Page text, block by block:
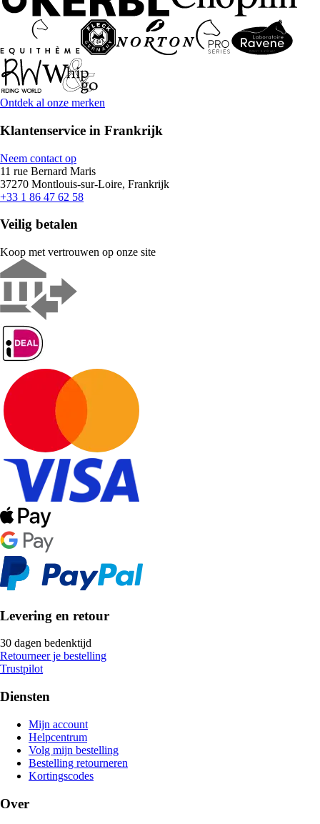
Ontdek al onze merken
Klantenservice in Frankrijk
Neem contact op
11 rue Bernard Maris
37270 Montlouis-sur-Loire, Frankrijk
+33 1 86 47 62 58
Veilig betalen
Koop met vertrouwen op onze site
Levering en retour
30 dagen bedenktijd
Retourneer je bestelling
Trustpilot
Diensten
Mijn account
Helpcentrum
Volg mijn bestelling
Bestelling retourneren
Kortingscodes
Over